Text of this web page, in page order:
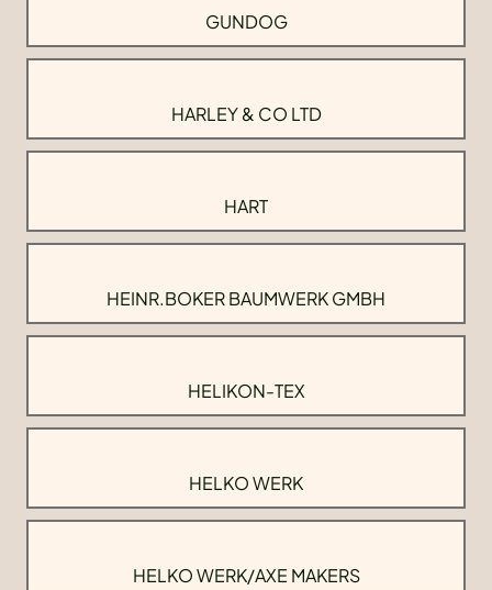
GUNDOG
HARLEY & CO LTD
HART
HEINR.BOKER BAUMWERK GMBH
HELIKON-TEX
HELKO WERK
HELKO WERK/AXE MAKERS